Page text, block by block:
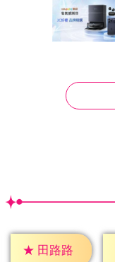
★ 田路路